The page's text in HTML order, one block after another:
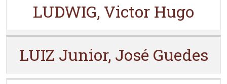
LUDWIG, Victor Hugo
LUIZ Junior, José Guedes